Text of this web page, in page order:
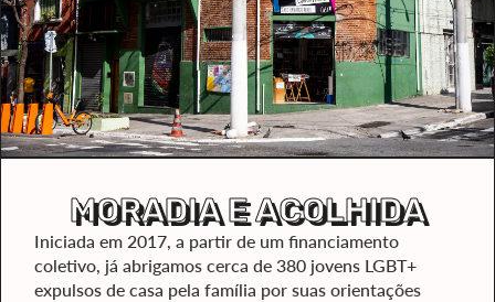
MORADIA E ACOLHIDA
Iniciada em 2017, a partir de um financiamento
coletivo, já abrigamos cerca de 380 jovens LGBT+
expulsos de casa pela família por suas orientações